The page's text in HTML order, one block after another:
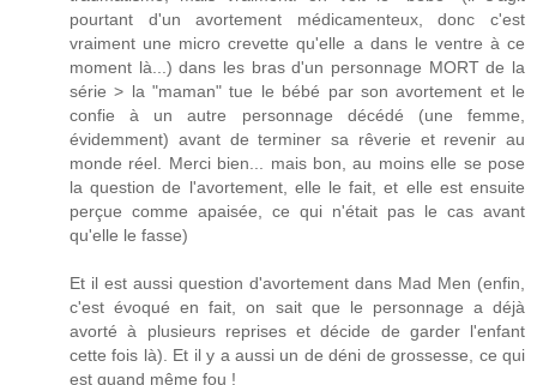
pourtant d'un avortement médicamenteux, donc c'est
vraiment une micro crevette qu'elle a dans le ventre à ce
moment là...) dans les bras d'un personnage MORT de la
série > la "maman" tue le bébé par son avortement et le
confie à un autre personnage décédé (une femme,
évidemment) avant de terminer sa rêverie et revenir au
monde réel. Merci bien... mais bon, au moins elle se pose
la question de l'avortement, elle le fait, et elle est ensuite
perçue comme apaisée, ce qui n'était pas le cas avant
qu'elle le fasse)
Et il est aussi question d'avortement dans Mad Men (enfin,
c'est évoqué en fait, on sait que le personnage a déjà
avorté à plusieurs reprises et décide de garder l'enfant
cette fois là). Et il y a aussi un de déni de grossesse, ce qui
est quand même fou !